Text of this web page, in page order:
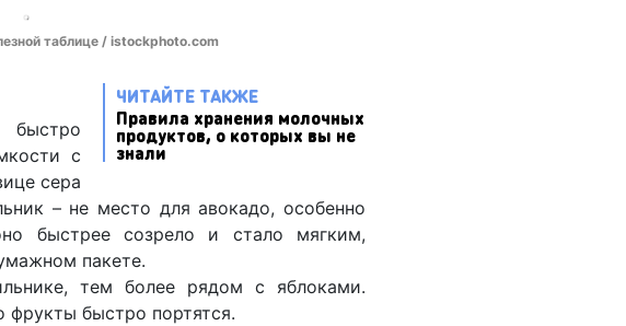
таблице / istockphoto.com
ЧИТАЙТЕ ТАКЖЕ
Правила хранения молочных
продуктов, о которых вы не
знали
с
сера
– не место для авокадо, особенно
быстрее созрело и стало мягким,
пакете.
тем более рядом с яблоками.
фрукты быстро портятся.